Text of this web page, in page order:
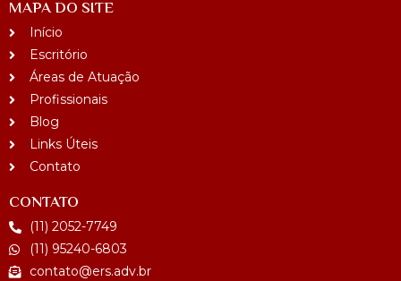
MAPA DO SITE
Início
Escritório
Áreas de Atuação
Profissionais
Blog
Links Úteis
Contato
CONTATO
(11) 2052-7749
(11) 95240-6803
contato@ers.adv.br